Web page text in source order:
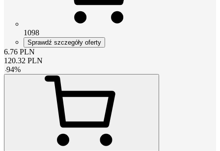
1098
Sprawdź szczegóły oferty
6.76 PLN
120.32 PLN
-94%